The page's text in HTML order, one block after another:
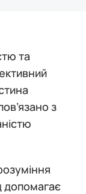
та
з
допомагає